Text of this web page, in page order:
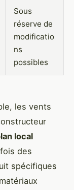
Sous
réserve de
modificatio
ns
possibles
les vents
local
des
spécifiques